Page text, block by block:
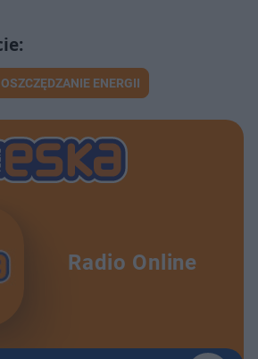
OSZCZĘDZANIE ENERGII
Radio Online